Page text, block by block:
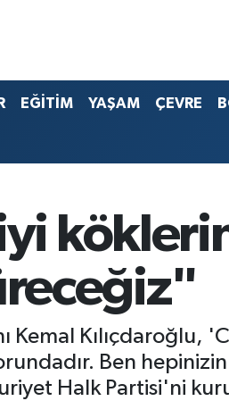
EĞİTİM YAŞAM ÇEVRE
Kemal Kılıçdaroğlu,
Ben
Halk Partisi'ni